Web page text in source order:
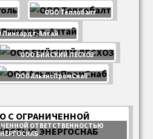
ООО Теплобалт
Алтай
ООО БИЙСКИЙ ЛЕСХОЗ
ООО АльянсПромСнаб
ОТВЕТСТВЕННОСТЬЮ